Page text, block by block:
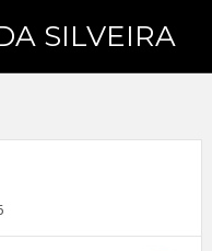
SILVEIRA